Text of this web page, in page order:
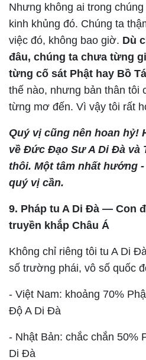
Nhưng không ai trong
kinh khủng đó. Chúng ta
việc đó, không bao giờ. Dù
đâu, chúng ta chưa từng
từng cố sát Phật hay Bồ
thế nào, nhưng bản thân tôi
từng mơ đến. Vì vậy tôi rất
Quý vị cũng nên hoan hỷ!
về Đức Đạo Sư A Di Đà và
thôi. Một tâm nhất hướng
quý vị cần.
9. Pháp tu A Di Đà — Con
truyền khắp Châu Á
Không chỉ riêng tôi tu A Di
số trường phái, vô số quốc
- Việt Nam: khoảng 70%
Độ A Di Đà
- Nhật Bản: chắc chắn 50%
Di Đà